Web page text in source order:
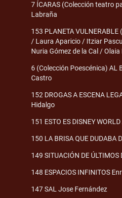
7 ÍCARAS (Colección teatro
Labraña
153 PLANETA
/ Laura Aparicio / Itziar
Nuria Gómez de la Cal / Olaia
6 (Colección Poescénica) AL
Castro
152 DROGAS A ESCENA
Hidalgo
151 ESTO ES DISNEY
150 LA BRISA QUE DUDABA
149 SITUACIÓN DE
148 ESPACIOS INFINITOS
147 SAL Jose Fernández